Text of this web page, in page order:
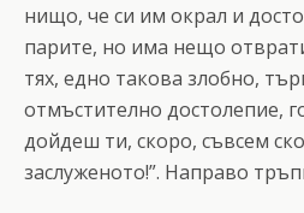
нищо, че си им окрал и
парите, но има нещо
тях, едно такова злобно,
отмъстително достолепие,
дойдеш ти, скоро, съвсем
заслуженото!”. Направо